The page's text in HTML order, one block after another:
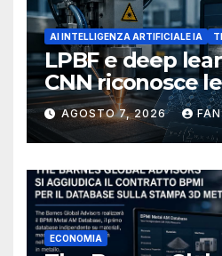
AI INTELLIGENZA ARTIFICIALE IA
LPBF e deep
CNN riconosce
del bagno di
AGOSTO 7, 2026
ECONOMIA